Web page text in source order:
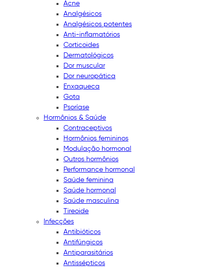
Acne
Analgésicos
Analgésicos potentes
Anti-inflamatórios
Corticoides
Dermatológicos
Dor muscular
Dor neuropática
Enxaqueca
Gota
Psoríase
Hormônios & Saúde
Contraceptivos
Hormônios femininos
Modulação hormonal
Outros hormônios
Performance hormonal
Saúde feminina
Saúde hormonal
Saúde masculina
Tireoide
Infecções
Antibióticos
Antifúngicos
Antiparasitários
Antissépticos